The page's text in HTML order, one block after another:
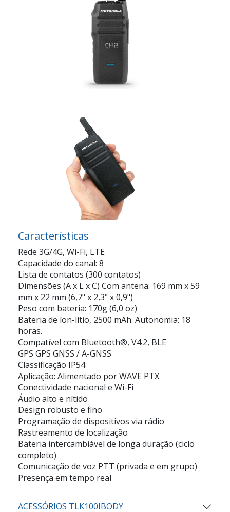
Características
Rede 3G/4G, Wi-Fi, LTE
Capacidade do canal: 8
Lista de contatos (300 contatos)
Dimensões (A x L x C) Com antena: 169 mm x 59
mm x 22 mm (6,7" x 2,3" x 0,9")
Peso com bateria: 170g (6,0 oz)
Bateria de íon-lítio, 2500 mAh. Autonomia: 18
horas.
Compatível com Bluetooth®, V4.2, BLE
GPS GPS GNSS / A-GNSS
Classificação IP54
Aplicação: Alimentado por WAVE PTX
Conectividade nacional e Wi-Fi
Áudio alto e nítido
Design robusto e fino
Programação de dispositivos via rádio
Rastreamento de localização
Bateria intercambiável de longa duração (ciclo
completo)
Comunicação de voz PTT (privada e em grupo)
Presença em tempo real
ACESSÓRIOS TLK100IBODY